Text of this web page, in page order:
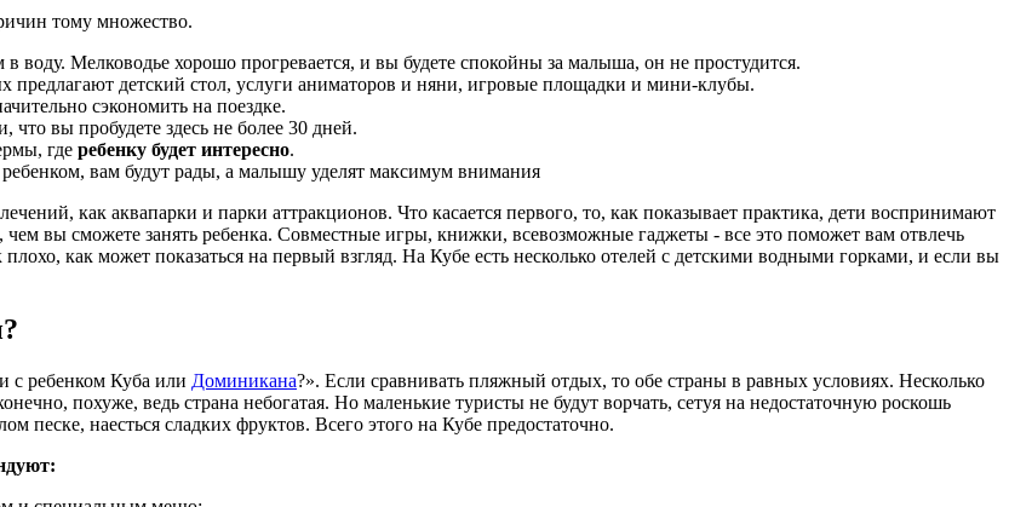
тому множество.
воду. Мелководье хорошо прогревается, и вы будете спокойны за малыша, он не простудится.
предлагают детский стол, услуги аниматоров и няни, игровые площадки и мини-клубы.
сэкономить на поездке.
что вы пробудете здесь не более 30 дней.
где ребенку будет интересно.
вам будут рады, а малышу уделят максимум внимания
как аквапарки и парки аттракционов. Что касается первого, то, как показывает практика, дети воспринимают
вы сможете занять ребенка. Совместные игры, книжки, всевозможные гаджеты - все это поможет вам отвлечь
как может показаться на первый взгляд. На Кубе есть несколько отелей с детскими водными горками, и если вы
с ребенком Куба или Доминикана?». Если сравнивать пляжный отдых, то обе страны в равных условиях. Несколько
похуже, ведь страна небогатая. Но маленькие туристы не будут ворчать, сетуя на недостаточную роскошь
песке, наесться сладких фруктов. Всего этого на Кубе предостаточно.